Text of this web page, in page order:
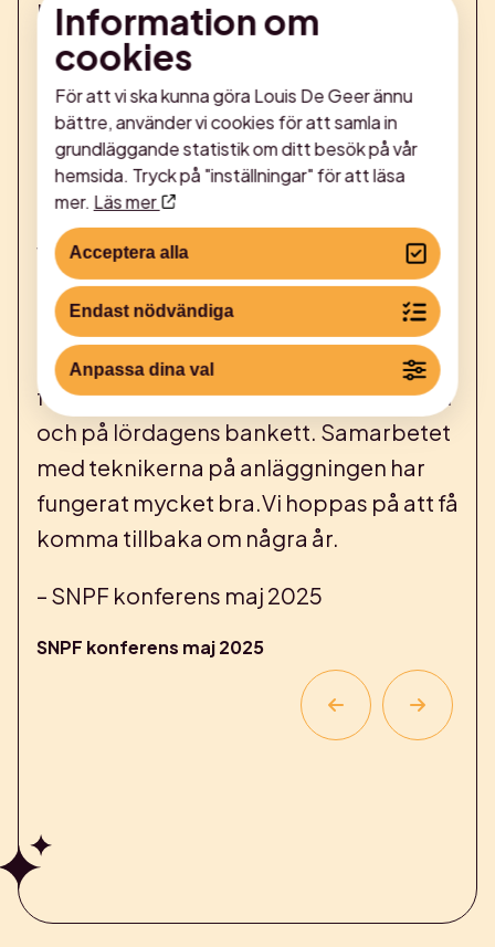
personalen på konferensanläggningen
har stor del i hur konferensen upplevs av
deltagarna. Vi är mycket nöjda med hur
ni bemötte och stöttade oss som
arrangerade konferensen, deltagarna
har överöst oss och således även er med
positiva omdömen.
Vår upplevelse som arrangörer är att allt
fungerade bra, anläggningen är
fantastisk och personalen professionell
och hjälpsam. Deltagarna berömmer er
för maten både på minglet på fredagen
och på lördagens bankett. Samarbetet
med teknikerna på anläggningen har
fungerat mycket bra.Vi hoppas på att få
komma tillbaka om några år.
– SNPF konferens maj 2025
SNPF konferens maj 2025
Information om
cookies
För att vi ska kunna göra Louis De Geer ännu
bättre, använder vi cookies för att samla in
grundläggande statistik om ditt besök på vår
hemsida. Tryck på "inställningar" för att läsa
mer. Läs mer
Acceptera alla
Endast nödvändiga
Anpassa dina val